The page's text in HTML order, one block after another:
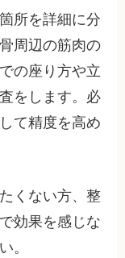
所を詳細に分
周辺の筋肉の
の座り方や立
をします。必
て精度を高め
くない方、整
効果を感じな
。